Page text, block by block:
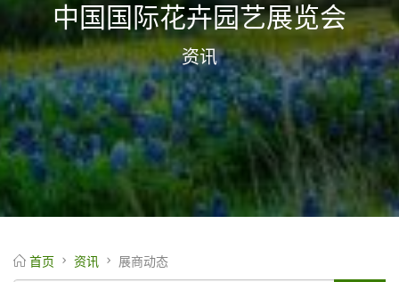
中国国际花卉园艺展览会
资讯
首页 资讯 展商动态